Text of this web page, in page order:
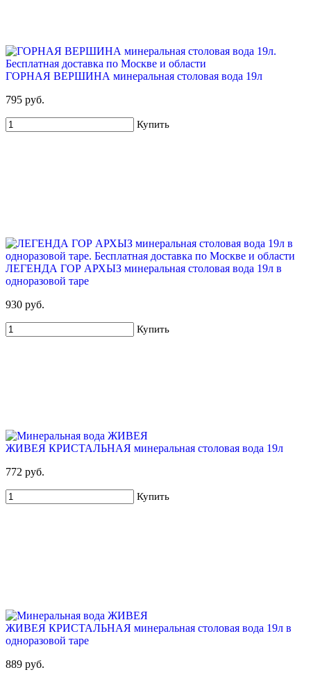
ГОРНАЯ ВЕРШИНА минеральная столовая вода 19л
795 руб.
Купить
ЛЕГЕНДА ГОР АРХЫЗ минеральная столовая вода 19л в
одноразовой таре
930 руб.
Купить
ЖИВЕЯ КРИСТАЛЬНАЯ минеральная столовая вода 19л
772 руб.
Купить
ЖИВЕЯ КРИСТАЛЬНАЯ минеральная столовая вода 19л в
одноразовой таре
889 руб.